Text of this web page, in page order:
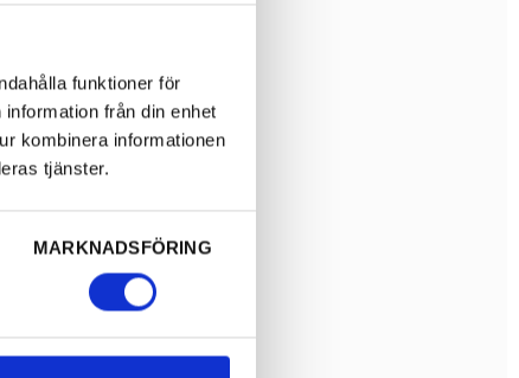
funktioner för
från din enhet
kombinera informationen
tjänster.
MARKNADSFÖRING